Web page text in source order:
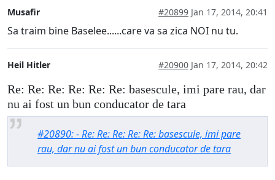
Musafir #20899 Jan 17, 2014, 20:41
Sa traim bine Baselee......care va sa zica NOI nu tu.
Heil Hitler #20900 Jan 17, 2014, 20:42
Re: Re: Re: Re: Re: Re: basescule, imi pare rau, dar
nu ai fost un bun conducator de tara
#20890: - Re: Re: Re: Re: Re: basescule, imi pare
rau, dar nu ai fost un bun conducator de tara